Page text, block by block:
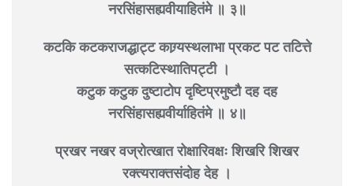
नरसिंहासह्यवीयाहितंमे ॥ ३॥
कटकि कटकराजद्धाट्ट काग्र्यस्थलाभा प्रकट पट तटित्ते
सत्कटिस्थातिपट्टी ।
कटुक कटुक दुष्टाटोप दृष्टिप्रमुष्टौ दह दह
नरसिंहासह्यवीर्याहितंमे ॥ ४॥
प्रखर नखर वज्रोत्खात रोक्षारिवक्षः शिखरि शिखर
रक्त्यराक्तसंदोह देह ।